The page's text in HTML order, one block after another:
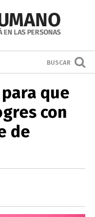
BUSCAR
que
con
de